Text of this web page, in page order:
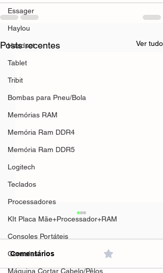
Essager
Haylou
Headset
Tablet
Tribit
Bombas para Pneu/Bola
Memórias RAM
Memória Ram DDR4
Memória Ram DDR5
Logitech
Teclados
Processadores
KIt Placa Mãe+Processador+RAM
Consoles Portáteis
Consoles
Máquina Cortar Cabelo/Pêlos
Posts recentes Ver tudo
Comentários